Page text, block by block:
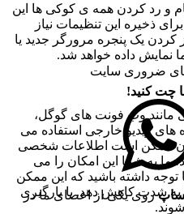
و رد کردن همه ی کوکی ها این
کنید. ما به 2 کوکی برای ذخیره این تنظیمات نیاز
کردن یک پنجره مرورگر جدید یا
نمایش داده خواهد شد.
ضروری سایت
مانند وب فونت های گوگل،
ویدیو خارجی استفاده می
ممکن است اطلاعات شخصی
ما به شما این امکان را می
توجه داشته باشید که این ممکن
شدت کاهش دهد. با بارگیری
چت کنید!
روی یکی از اعضای ما در